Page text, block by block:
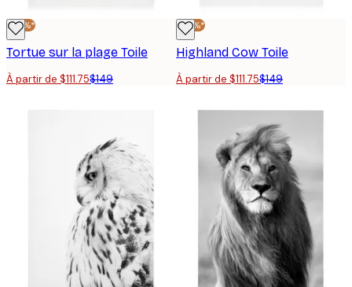
-25%*
Tortue sur la plage Toile
À partir de $111.75$149
-25%*
Highland Cow Toile
À partir de $111.75$149